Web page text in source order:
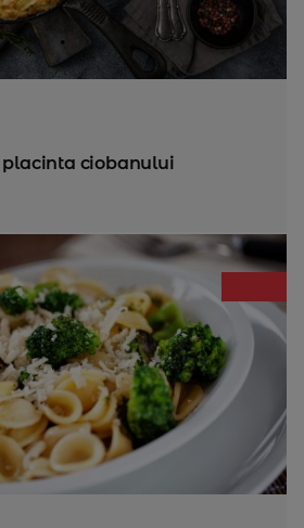
ciobanului